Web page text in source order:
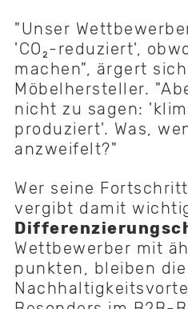
"Unser
'CO₂-reduziert',
machen", ärgert
Möbelhersteller.
nicht zu sagen:
produziert'. Was,
anzweifelt?"
Wer seine
vergibt damit
Wettbewerber mit
punkten, bleiben